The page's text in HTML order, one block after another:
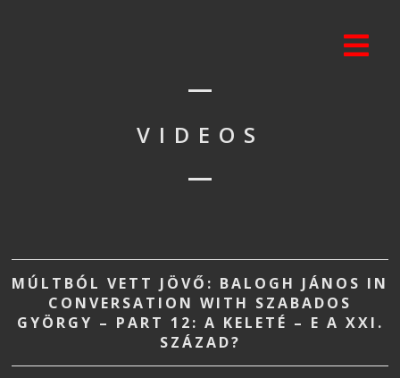
VIDEOS
MÚLTBÓL VETT JÖVŐ: BALOGH JÁNOS IN
CONVERSATION WITH SZABADOS
GYÖRGY – PART 12: A KELETÉ – E A XXI.
SZÁZAD?